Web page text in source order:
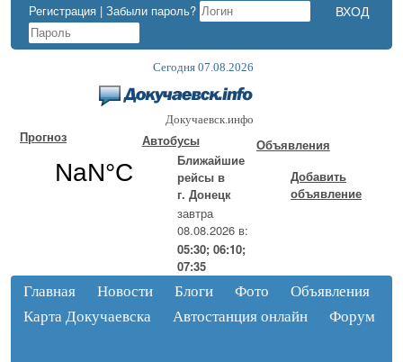
Регистрация | Забыли пароль?
Сегодня 07.08.2026
Докучаевск.инфо
Прогноз
Автобусы
Ближайшие
рейсы в
г. Донецк
завтра
08.08.2026 в:
05:30; 06:10;
07:35
Объявления
Добавить
объявление
Главная Новости Блоги Фото
Объявления
Карта Докучаевска
Автостанция онлайн Форум